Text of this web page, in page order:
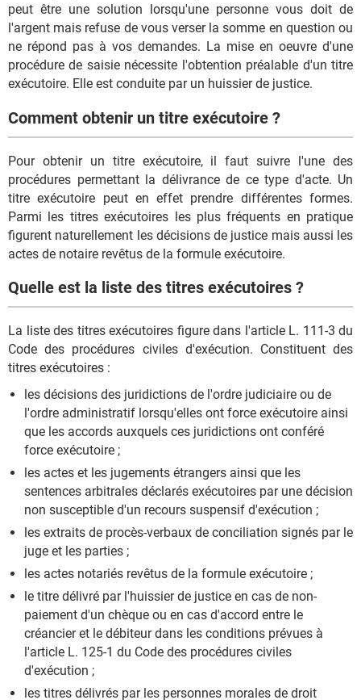
peut être une solution lorsqu'une personne vous doit de
l'argent mais refuse de vous verser la somme en question ou
ne répond pas à vos demandes. La mise en oeuvre d'une
procédure de saisie nécessite l'obtention préalable d'un titre
exécutoire. Elle est conduite par un huissier de justice.
Comment obtenir un titre exécutoire ?
Pour obtenir un titre exécutoire, il faut suivre l'une des
procédures permettant la délivrance de ce type d'acte. Un
titre exécutoire peut en effet prendre différentes formes.
Parmi les titres exécutoires les plus fréquents en pratique
figurent naturellement les décisions de justice mais aussi les
actes de notaire revêtus de la formule exécutoire.
Quelle est la liste des titres exécutoires ?
La liste des titres exécutoires figure dans l'article L. 111-3 du
Code des procédures civiles d'exécution. Constituent des
titres exécutoires :
les décisions des juridictions de l'ordre judiciaire ou de
l'ordre administratif lorsqu'elles ont force exécutoire ainsi
que les accords auxquels ces juridictions ont conféré
force exécutoire ;
les actes et les jugements étrangers ainsi que les
sentences arbitrales déclarés exécutoires par une décision
non susceptible d'un recours suspensif d'exécution ;
les extraits de procès-verbaux de conciliation signés par le
juge et les parties ;
les actes notariés revêtus de la formule exécutoire ;
le titre délivré par l'huissier de justice en cas de non-
paiement d'un chèque ou en cas d'accord entre le
créancier et le débiteur dans les conditions prévues à
l'article L. 125-1 du Code des procédures civiles
d'exécution ;
les titres délivrés par les personnes morales de droit